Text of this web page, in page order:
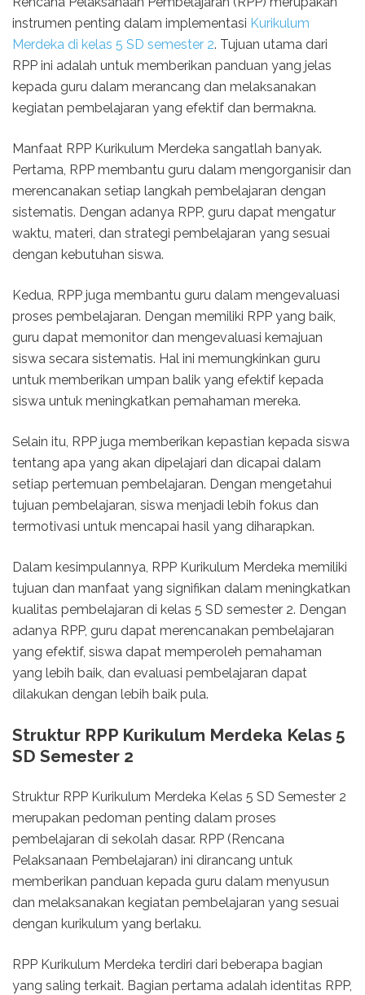
instrumen penting dalam implementasi Kurikulum
Merdeka di kelas 5 SD semester 2. Tujuan utama dari
RPP ini adalah untuk memberikan panduan yang jelas
kepada guru dalam merancang dan melaksanakan
kegiatan pembelajaran yang efektif dan bermakna.
Manfaat RPP Kurikulum Merdeka sangatlah banyak.
Pertama, RPP membantu guru dalam mengorganisir dan
merencanakan setiap langkah pembelajaran dengan
sistematis. Dengan adanya RPP, guru dapat mengatur
waktu, materi, dan strategi pembelajaran yang sesuai
dengan kebutuhan siswa.
Kedua, RPP juga membantu guru dalam mengevaluasi
proses pembelajaran. Dengan memiliki RPP yang baik,
guru dapat memonitor dan mengevaluasi kemajuan
siswa secara sistematis. Hal ini memungkinkan guru
untuk memberikan umpan balik yang efektif kepada
siswa untuk meningkatkan pemahaman mereka.
Selain itu, RPP juga memberikan kepastian kepada siswa
tentang apa yang akan dipelajari dan dicapai dalam
setiap pertemuan pembelajaran. Dengan mengetahui
tujuan pembelajaran, siswa menjadi lebih fokus dan
termotivasi untuk mencapai hasil yang diharapkan.
Dalam kesimpulannya, RPP Kurikulum Merdeka memiliki
tujuan dan manfaat yang signifikan dalam meningkatkan
kualitas pembelajaran di kelas 5 SD semester 2. Dengan
adanya RPP, guru dapat merencanakan pembelajaran
yang efektif, siswa dapat memperoleh pemahaman
yang lebih baik, dan evaluasi pembelajaran dapat
dilakukan dengan lebih baik pula.
Struktur RPP Kurikulum Merdeka Kelas 5
SD Semester 2
Struktur RPP Kurikulum Merdeka Kelas 5 SD Semester 2
merupakan pedoman penting dalam proses
pembelajaran di sekolah dasar. RPP (Rencana
Pelaksanaan Pembelajaran) ini dirancang untuk
memberikan panduan kepada guru dalam menyusun
dan melaksanakan kegiatan pembelajaran yang sesuai
dengan kurikulum yang berlaku.
RPP Kurikulum Merdeka terdiri dari beberapa bagian
yang saling terkait. Bagian pertama adalah identitas RPP,